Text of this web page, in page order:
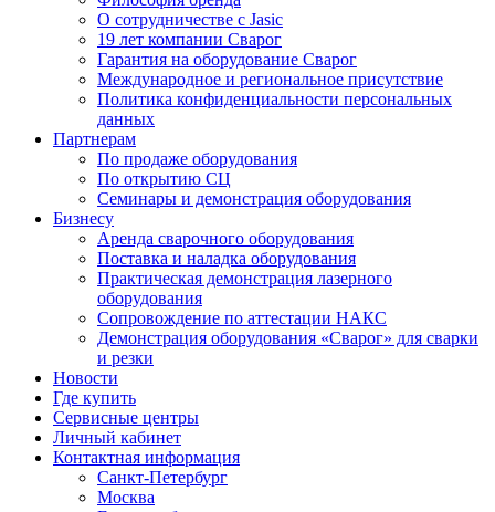
О сотрудничестве с Jasic
19 лет компании Сварог
Гарантия на оборудование Сварог
Международное и региональное присутствие
Политика конфиденциальности персональных
данных
Партнерам
По продаже оборудования
По открытию СЦ
Семинары и демонстрация оборудования
Бизнесу
Аренда сварочного оборудования
Поставка и наладка оборудования
Практическая демонстрация лазерного
оборудования
Сопровождение по аттестации НАКС
Демонстрация оборудования «Сварог» для сварки
и резки
Новости
Где купить
Сервисные центры
Личный кабинет
Контактная информация
Санкт-Петербург
Москва